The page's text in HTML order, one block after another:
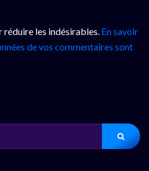
les indésirables. En savoir
de vos commentaires sont